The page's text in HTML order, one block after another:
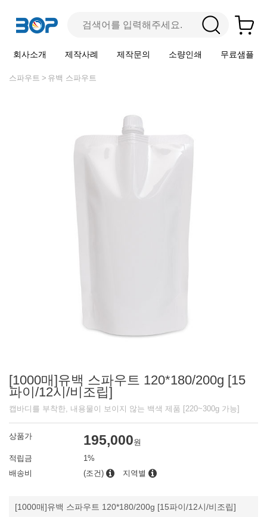
회사소개 제작사례 제작문의 소량인쇄 무료샘플
스파우트 유백 스파우트
[1000매]유백 스파우트 120*180/200g [15
파이/12시/비조립]
캡바디를 부착한, 내용물이 보이지 않는 백색 제품 [220~300g 가능]
상품가 195,000원
적립금
1%
배송비
(조건) 지역별
[1000매]유백 스파우트 120*180/200g [15파이/12시/비조립]